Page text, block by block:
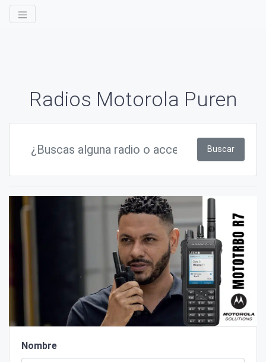
Radios Motorola Puren
Buscar
Nombre